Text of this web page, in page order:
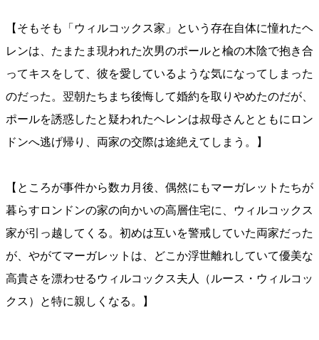
【そもそも「ウィルコックス家」という存在自体に憧れたヘ
レンは、たまたま現われた次男のポールと楡の木陰で抱き合
ってキスをして、彼を愛しているような気になってしまった
のだった。翌朝たちまち後悔して婚約を取りやめたのだが、
ポールを誘惑したと疑われたヘレンは叔母さんとともにロン
ドンへ逃げ帰り、両家の交際は途絶えてしまう。】
【ところが事件から数カ月後、偶然にもマーガレットたちが
暮らすロンドンの家の向かいの高層住宅に、ウィルコックス
家が引っ越してくる。初めは互いを警戒していた両家だった
が、やがてマーガレットは、どこか浮世離れしていて優美な
高貴さを漂わせるウィルコックス夫人（ルース・ウィルコッ
クス）と特に親しくなる。】